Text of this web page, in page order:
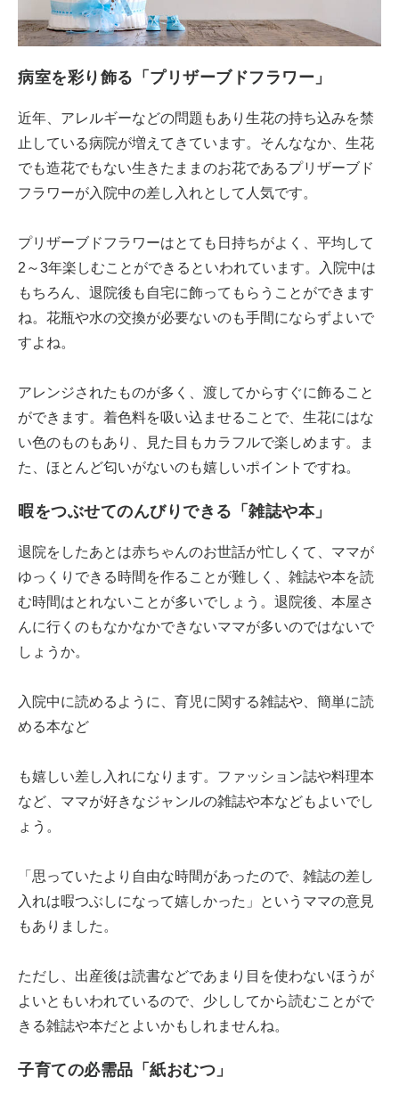
病室を彩り飾る「プリザーブドフラワー」
近年、アレルギーなどの問題もあり生花の持ち込みを禁
止している病院が増えてきています。そんななか、生花
でも造花でもない生きたままのお花であるプリザーブド
フラワーが入院中の差し入れとして人気です。
プリザーブドフラワーはとても日持ちがよく、平均して
2～3年楽しむことができるといわれています。入院中は
もちろん、退院後も自宅に飾ってもらうことができます
ね。花瓶や水の交換が必要ないのも手間にならずよいで
すよね。
アレンジされたものが多く、渡してからすぐに飾ること
ができます。着色料を吸い込ませることで、生花にはな
い色のものもあり、見た目もカラフルで楽しめます。ま
た、ほとんど匂いがないのも嬉しいポイントですね。
暇をつぶせてのんびりできる「雑誌や本」
退院をしたあとは赤ちゃんのお世話が忙しくて、ママが
ゆっくりできる時間を作ることが難しく、雑誌や本を読
む時間はとれないことが多いでしょう。退院後、本屋さ
んに行くのもなかなかできないママが多いのではないで
しょうか。
入院中に読めるように、育児に関する雑誌や、簡単に読
める本など
も嬉しい差し入れになります。ファッション誌や料理本
など、ママが好きなジャンルの雑誌や本などもよいでし
ょう。
「思っていたより自由な時間があったので、雑誌の差し
入れは暇つぶしになって嬉しかった」というママの意見
もありました。
ただし、出産後は読書などであまり目を使わないほうが
よいともいわれているので、少ししてから読むことがで
きる雑誌や本だとよいかもしれませんね。
子育ての必需品「紙おむつ」